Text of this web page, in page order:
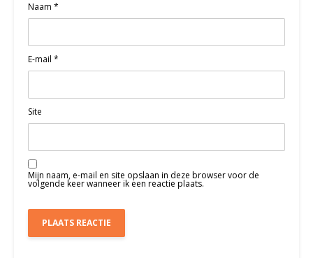
Naam *
E-mail *
Site
Mijn naam, e-mail en site opslaan in deze browser voor de
volgende keer wanneer ik een reactie plaats.